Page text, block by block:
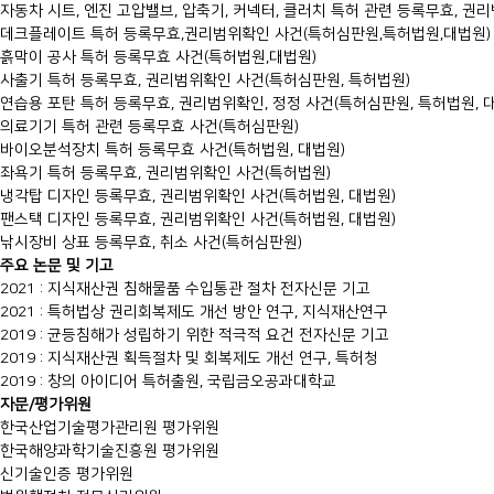
자동차 시트, 엔진 고압밸브, 압축기, 커넥터, 클러치 특허 관련 등록무효, 권
데크플레이트 특허 등록무효,권리범위확인 사건(특허심판원,특허법원,대법원)
흙막이 공사 특허 등록무효 사건(특허법원,대법원)
사출기 특허 등록무효, 권리범위확인 사건(특허심판원, 특허법원)
연습용 포탄 특허 등록무효, 권리범위확인, 정정 사건(특허심판원, 특허법원,
의료기기 특허 관련 등록무효 사건(특허심판원)
바이오분석장치 특허 등록무효 사건(특허법원, 대법원)
좌욕기 특허 등록무효, 권리범위확인 사건(특허법원)
냉각탑 디자인 등록무효, 권리범위확인 사건(특허법원, 대법원)
팬스택 디자인 등록무효, 권리범위확인 사건(특허법원, 대법원)
낚시장비 상표 등록무효, 취소 사건(특허심판원)
주요 논문 및 기고
2021 : 지식재산권 침해물품 수입통관 절차 전자신문 기고
2021 : 특허법상 권리회복제도 개선 방안 연구, 지식재산연구
2019 : 균등침해가 성립하기 위한 적극적 요건 전자신문 기고
2019 : 지식재산권 획득절차 및 회복제도 개선 연구, 특허청
2019 : 창의 아이디어 특허출원, 국립금오공과대학교
자문/평가위원
한국산업기술평가관리원 평가위원
한국해양과학기술진흥원 평가위원
신기술인증 평가위원